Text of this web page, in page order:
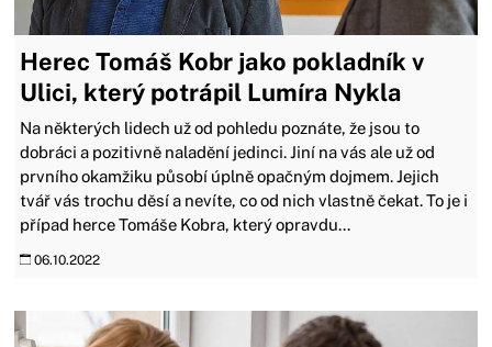
Herec Tomáš Kobr jako pokladník v
Ulici, který potrápil Lumíra Nykla
Na některých lidech už od pohledu poznáte, že jsou to
dobráci a pozitivně naladění jedinci. Jiní na vás ale už od
prvního okamžiku působí úplně opačným dojmem. Jejich
tvář vás trochu děsí a nevíte, co od nich vlastně čekat. To je i
případ herce Tomáše Kobra, který opravdu...
06.10.2022